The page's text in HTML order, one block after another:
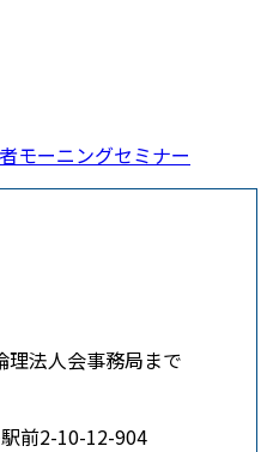
モーニングセミナー
理法人会事務局まで
前2-10-12-904